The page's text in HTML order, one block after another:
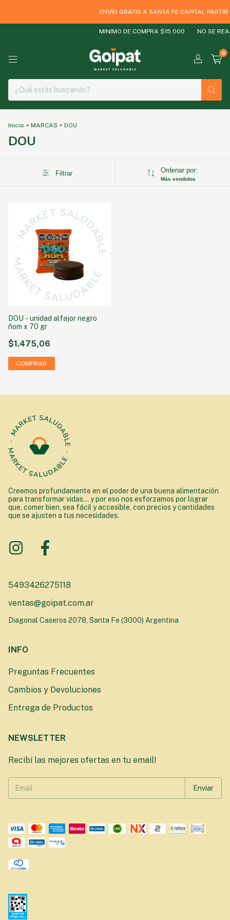
ENVÍO GRATIS A SANTA FE CAPITAL
MINIMO DE COMPRA $15.000 NO SE
0
Inicio > MARCAS > DOU
DOU
Filtrar Ordenar por:
Más vendidos
DOU - unidad alfajor negro
ñom x 70 gr
$1.475,06
Creemos profundamente en el poder de una buena alimentación
para transformar vidas... y por eso nos esforzamos por lograr
que, comer bien, sea fácil y accesible, con precios y cantidades
que se ajusten a tus necesidades.
5493426275118
ventas@goipat.com.ar
Diagonal Caseros 2078, Santa Fe (3000) Argentina
INFO
Preguntas Frecuentes
Cambios y Devoluciones
Entrega de Productos
NEWSLETTER
Recibí las mejores ofertas en tu email!